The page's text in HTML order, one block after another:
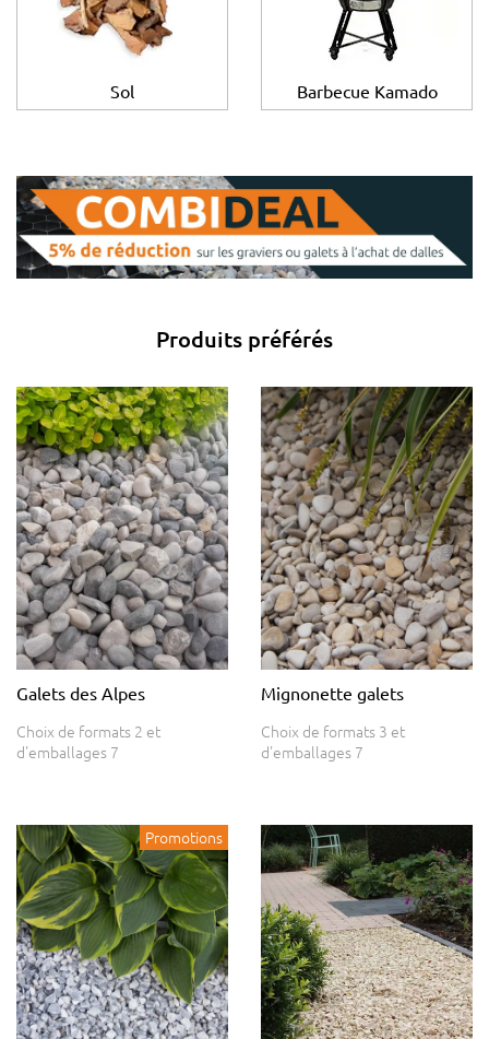
Sol Barbecue Kamado
Produits préférés
Galets des Alpes
Choix de formats 2 et
d'emballages 7
Mignonette galets
Choix de formats 3 et
d'emballages 7
Promotions